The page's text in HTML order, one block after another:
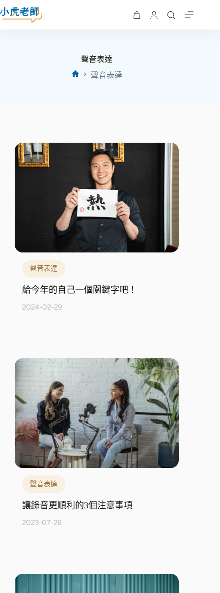
聲音表達
聲音表達
聲音表達
給今年的自己一個關鍵字吧！
2024-02-29
聲音表達
讓錄音更順利的3個注意事項
2023-07-26